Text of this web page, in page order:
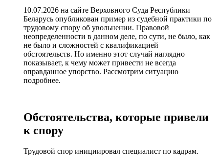
10.07.2026 на сайте Верховного Суда Республики
Беларусь опубликован пример из судебной практики по
трудовому спору об увольнении. Правовой
неопределенности в данном деле, по сути, не было, как
не было и сложностей с квалификацией
обстоятельств. Но именно этот случай наглядно
показывает, к чему может привести не всегда
оправданное упорство. Рассмотрим ситуацию
подробнее.
Обстоятельства, которые привели
к спору
Трудовой спор инициировал специалист по кадрам.